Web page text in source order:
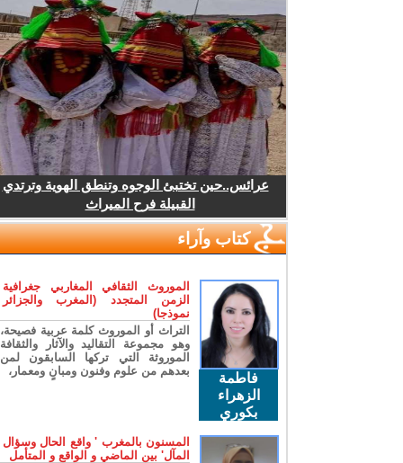
عرائس..حين تختبئ الوجوه وتنطق الهوية وترتدي
القبيلة فرح الميراث
كتاب وآراء
فاطمة
الزهراء
بكوري
الموروث الثقافي المغاربي جغرافية
الزمن المتجدد (المغرب والجزائر
نموذجا)
التراث أو الموروث كلمة عربية فصيحة،
وهو مجموعة التقاليد والآثار والثقافة
الموروثة التي تركها السابقون لمن
بعدهم من علوم وفنون ومبانٍ ومعمار،
المسنون بالمغرب ' واقع الحال وسؤال
المآل' بين الماضي و الواقع و المتأمل